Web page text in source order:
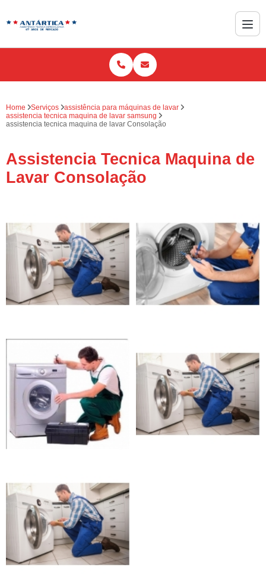
Home Serviços
assistência para máquinas de lavar
assistencia tecnica maquina de lavar samsung
assistencia tecnica maquina de lavar Consolação
Assistencia Tecnica Maquina de
Lavar Consolação